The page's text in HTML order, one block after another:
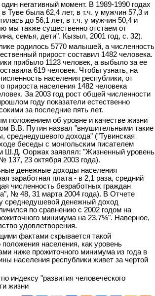
негативный момент. В 1989-1990 годах
Туве была 62,4 лет, в т.ч. у мужчин 57,3 и
до 56,1 лет, в т.ч. у мужчин 50,4 и
мы также существенно отстаем от
семья, дети". Кызыл, 2001 год, с. 32).
родилось 5770 малышей, а численность
прирост составил 1482 человека.
прибыло 1123 человек, а выбыло за ее
619 человек. Чтобы узнать, на
населения республики, от
прироста населения 1482 человека
За 2003 год рост общей численности
году показатели естественно
за последние пять лет.
положением об уровне и качестве жизни
В.В. Путин назвал "внушительными такие
среднедушевого дохода" ("Тувинская
беседы с монгольским писателем
Ш.Д. Ооржак заявлял: "Жизненный уровень
137, 23 октября 2003 года).
денежные доходы населения
заработная плата - в 2,1 раза, средний
численность безработных граждан
№ 48, 31 марта 2004 года). В Отчете
среднедушевой денежный доход
по сравнению с 2002 годом на
минимума на 23,7%". Наверное,
удовлетворения.
фактами скрывается такой
населения, как уровень
ниже прожиточного минимума из года в
населения республики живет за чертой
"развития человеческого
жизни